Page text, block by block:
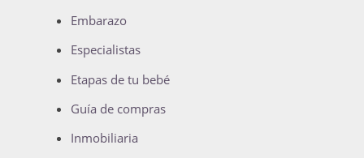
Embarazo
Especialistas
Etapas de tu bebé
Guía de compras
Inmobiliaria